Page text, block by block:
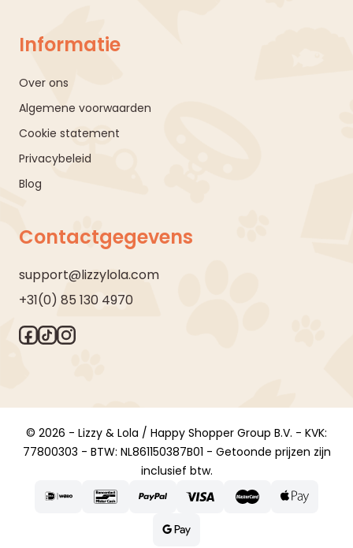
Informatie
Over ons
Algemene voorwaarden
Cookie statement
Privacybeleid
Blog
Contactgegevens
support@lizzylola.com
+31(0) 85 130 4970
© 2026 - Lizzy & Lola / Happy Shopper Group B.V. - KVK:
77800303 - BTW: NL861150387B01 - Getoonde prijzen zijn
inclusief btw.